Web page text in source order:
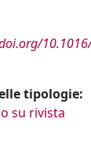
tipologie:
su rivista